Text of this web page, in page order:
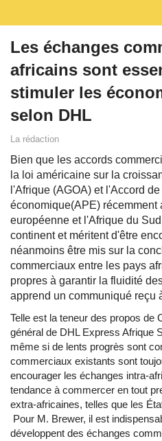
Les échanges
africains sont
stimuler les
selon DHL
La rédaction
Bien que les accords
la loi américaine sur la
l'Afrique (AGOA) et l'Accord
économique(APE) récemment
européenne et l'Afrique du
continent et méritent d'être
néanmoins être mis sur la
commerciaux entre les pays
propres à garantir la fluidité
apprend un communiqué reçu
Telle est la teneur des propos de
général de DHL Express Afrique
même si de lents progrès sont
commerciaux existants sont
encourager les échanges intra-
tendance à commercer en tout
extra-africaines, telles que les
Pour M. Brewer, il est
développent des échanges